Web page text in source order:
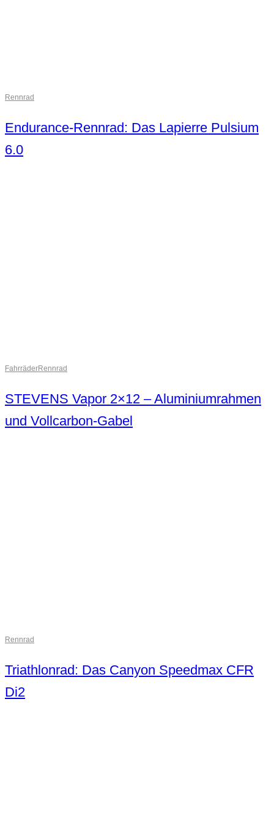
Rennrad
Endurance-Rennrad: Das Lapierre Pulsium
6.0
FahrräderRennrad
STEVENS Vapor 2×12 – Aluminiumrahmen
und Vollcarbon-Gabel
Rennrad
Triathlonrad: Das Canyon Speedmax CFR
Di2